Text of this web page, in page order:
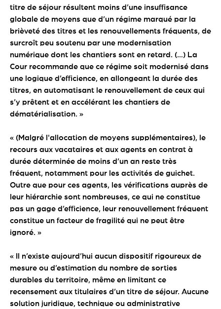
titre de séjour résultent moins d’une insuffisance
globale de moyens que d’un régime marqué par la
brièveté des titres et les renouvellements fréquents, de
surcroît peu soutenu par une modernisation
numérique dont les chantiers sont en retard. (…) La
Cour recommande que ce régime soit modernisé dans
une logique d’efficience, en allongeant la durée des
titres, en automatisant le renouvellement de ceux qui
s’y prêtent et en accélérant les chantiers de
dématérialisation. »
« (Malgré l'allocation de moyens supplémentaires), le
recours aux vacataires et aux agents en contrat à
durée déterminée de moins d’un an reste très
fréquent, notamment pour les activités de guichet.
Outre que pour ces agents, les vérifications auprès de
leur hiérarchie sont nombreuses, ce qui ne constitue
pas un gage d’efficience, leur renouvellement fréquent
constitue un facteur de fragilité qui ne peut être
ignoré. »
« Il n’existe aujourd’hui aucun dispositif rigoureux de
mesure ou d’estimation du nombre de sorties
durables du territoire, même en limitant ce
recensement aux titulaires d’un titre de séjour. Aucune
solution juridique, technique ou administrative